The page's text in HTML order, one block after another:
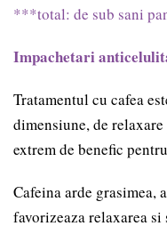
***total: de sub sani
Impachetari
Tratamentul cu cafea
dimensiune, de
extrem de benefic
Cafeina arde grasimea,
favorizeaza relaxarea